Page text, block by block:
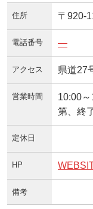
住所 〒920-
電話番号 —
アクセス 県道27
営業時間
10:00
第、終
定休日
HP
備考